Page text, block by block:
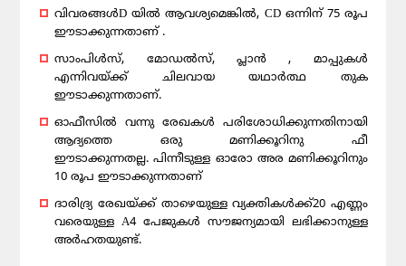
വിവരങ്ങൾD യിൽ ആവശ്യമെങ്കിൽ, CD ഒന്നിന് 75 രൂപ
ഈടാക്കുന്നതാണ് .
സാംപിൾസ്, മോഡൽസ്, പ്ലാൻ , മാപ്പുകൾ
എന്നിവയ്ക്ക് ചിലവായ യഥാർത്ഥ തുക
ഈടാക്കുന്നതാണ്.
ഓഫീസിൽ വന്നു രേഖകൾ പരിശോധിക്കുന്നതിനായി
ആദ്യത്തെ ഒരു മണിക്കൂറിനു ഫീ
ഈടാക്കുന്നതല്ല. പിന്നീടുള്ള ഓരോ അര മണിക്കൂറിനും
10 രൂപ ഈടാക്കുന്നതാണ്
ദാരിദ്ര്യ രേഖയ്ക്ക് താഴെയുള്ള വ്യക്തികൾക്ക്20 എണ്ണം
വരെയുള്ള A4 പേജുകൾ സൗജന്യമായി ലഭിക്കാനുള്ള
അർഹതയുണ്ട്.